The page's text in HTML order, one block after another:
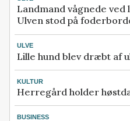
Landmand vågnede
Ulven stod på
ULVE
Lille hund blev dræbt af
KULTUR
Herregård holder
BUSINESS